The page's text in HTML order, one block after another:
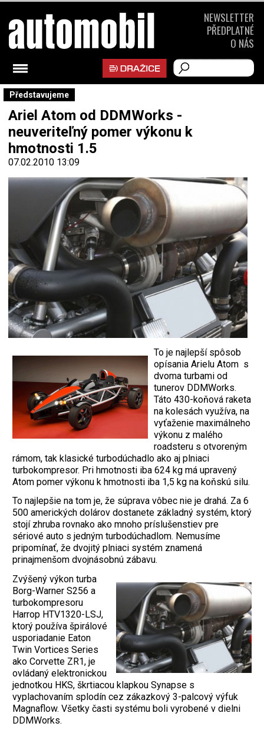
Představujeme
Ariel Atom od DDMWorks -
neuveriteľný pomer výkonu k
hmotnosti 1.5
07.02.2010 13:09
To je najlepší spôsob
opísania Arielu Atom s
dvoma turbami od
tunerov DDMWorks.
Táto 430-koňová raketa
na kolesách využíva, na
vyťaženie maximálneho
výkonu z malého
roadsteru s otvoreným
rámom, tak klasické turbodúchadlo ako aj plniaci
turbokompresor. Pri hmotnosti iba 624 kg má upravený
Atom pomer výkonu k hmotnosti iba 1,5 kg na koňskú silu.
To najlepšie na tom je, že súprava vôbec nie je drahá. Za 6
500 amerických dolárov dostanete základný systém, ktorý
stojí zhruba rovnako ako mnoho príslušenstiev pre
sériové auto s jedným turbodúchadlom. Nemusíme
pripomínať, že dvojitý plniaci systém znamená
prinajmenšom dvojnásobnú zábavu.
Zvýšený výkon turba
Borg-Warner S256 a
turbokompresoru
Harrop HTV1320-LSJ,
ktorý používa špirálové
usporiadanie Eaton
Twin Vortices Series
ako Corvette ZR1, je
ovládaný elektronickou
jednotkou HKS, škrtiacou klapkou Synapse s
vyplachovaním splodín cez zákazkový 3-palcový výfuk
Magnaflow. Všetky časti systému boli vyrobené v dielni
DDMWorks.
NEWSLETTER
PŘEDPLATNÉ
O NÁS